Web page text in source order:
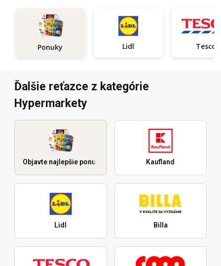
Ponuky Lidl Tesco
Ďalšie reťazce z kategórie
Hypermarkety
Objavte najlepšie ponuky Kaufland
Lidl Billa